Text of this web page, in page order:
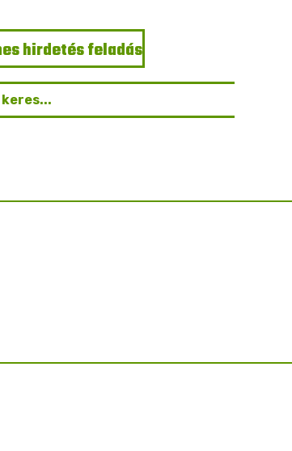
hirdetés feladás